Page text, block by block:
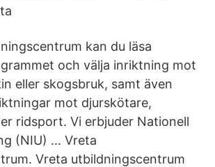
kan du läsa
och välja inriktning mot
eller skogsbruk, samt även
mot djurskötare,
ridsport. Vi erbjuder Nationell
(NIU) … Vreta
Vreta utbildningscentrum